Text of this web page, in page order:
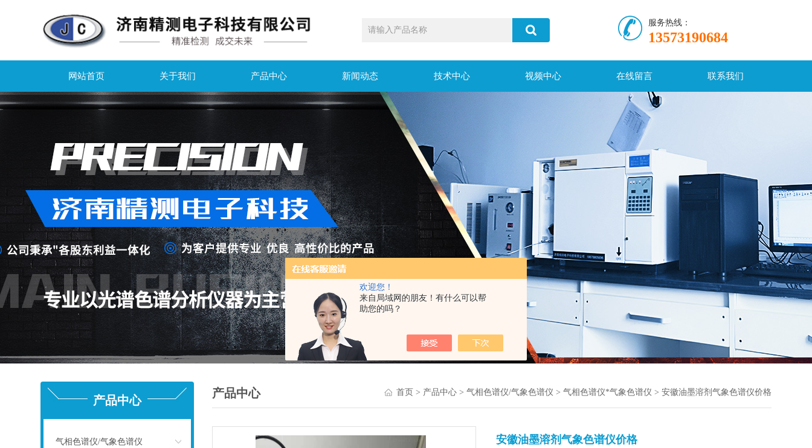
欢迎您！
来自局域网的朋友！有什么可以帮
助您的吗？
服务热线：
13573190684
网站首页 关于我们 产品中心 新闻动态 技术中心 视频中心 在线留言 联系我们
产品中心
气相色谱仪/气象色谱仪
产品中心 首页 > 产品中心> 气相色谱仪/气象色谱仪 > 气相色谱仪*气象色谱仪 > 安徽油墨溶剂气象色谱仪价格
安徽油墨溶剂气象色谱仪价格